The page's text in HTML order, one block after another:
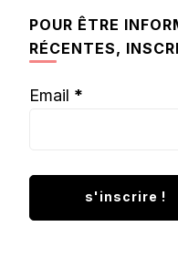
chose ?
POUR ÊTRE
RÉCENTES,
Email *